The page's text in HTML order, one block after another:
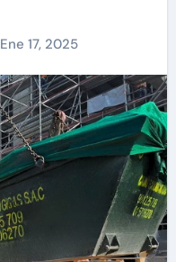
Ene 17, 2025